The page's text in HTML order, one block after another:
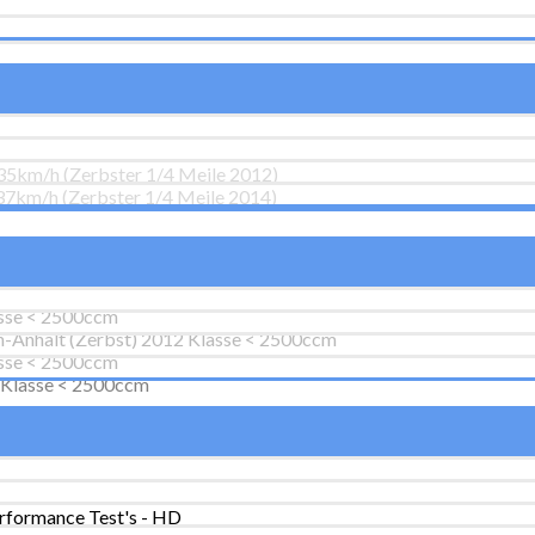
h (Zerbster 1/4 Meile 2012)
h (Zerbster 1/4 Meile 2014)
< 2500ccm
Anhalt (Zerbst) 2012 Klasse < 2500ccm
< 2500ccm
< 2500ccm